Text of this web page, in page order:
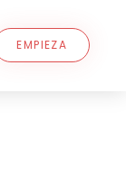
EMPIEZA